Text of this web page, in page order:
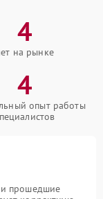
4
на рынке
4
опыт работы
и прошедшие